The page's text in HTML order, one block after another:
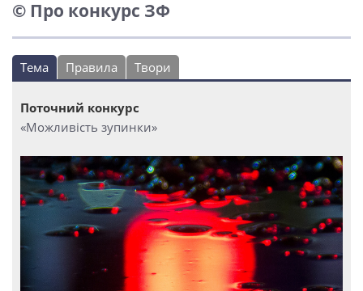
© Про конкурс ЗФ
Тема Правила Твори
Поточний конкурс
«Можливість зупинки»